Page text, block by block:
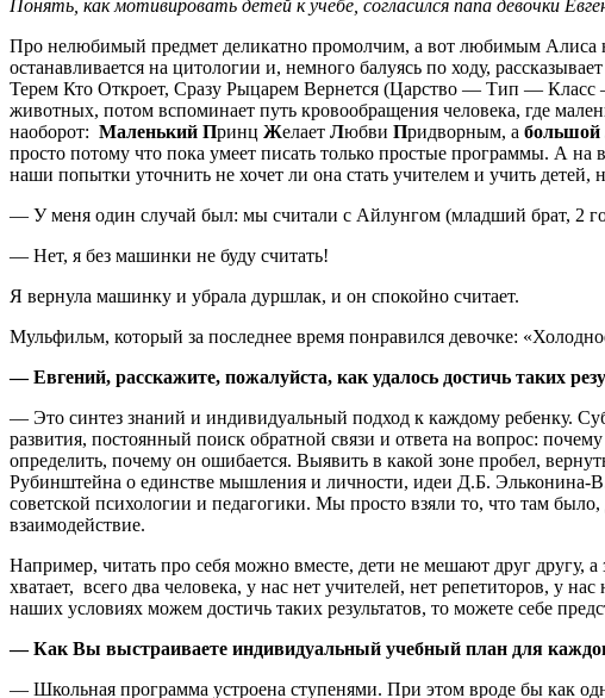
Понять, как мотивировать детей к учебе, согласился папа девочки
Про нелюбимый предмет деликатно промолчим, а вот любимым Алиса
останавливается на цитологии и, немного балуясь по ходу,
Терем Кто Откроет, Сразу Рыцарем Вернется (Царство — Тип —
животных, потом вспоминает путь кровообращения человека, где
наоборот: Маленький Принц Желает Любви Придворным, а
просто потому что пока умеет писать только простые программы. А
наши попытки уточнить не хочет ли она стать учителем и учить
— У меня один случай был: мы считали с Айлунгом (младший брат, 2
— Нет, я без машинки не буду считать!
Я вернула машинку и убрала дуршлак, и он спокойно считает.
Мульфильм, который за последнее время понравился девочке:
— Евгений, расскажите, пожалуйста, как удалось достичь таких
— Это синтез знаний и индивидуальный подход к каждому ребенку.
развития, постоянный поиск обратной связи и ответа на вопрос:
определить, почему он ошибается. Выявить в какой зоне пробел,
Рубинштейна о единстве мышления и личности, идеи Д.Б.
советской психологии и педагогики. Мы просто взяли то, что там
взаимодействие.
Например, читать про себя можно вместе, дети не мешают друг другу,
хватает, всего два человека, у нас нет учителей, нет репетиторов, у
наших условиях можем достичь таких результатов, то можете себе
— Как Вы выстраиваете индивидуальный учебный план для
— Школьная программа устроена ступенями. При этом вроде бы как